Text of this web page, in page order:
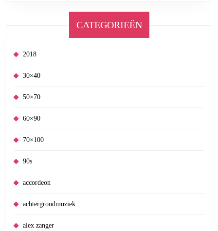
CATEGORIEËN
2018
30×40
50×70
60×90
70×100
90s
accordeon
achtergrondmuziek
alex zanger